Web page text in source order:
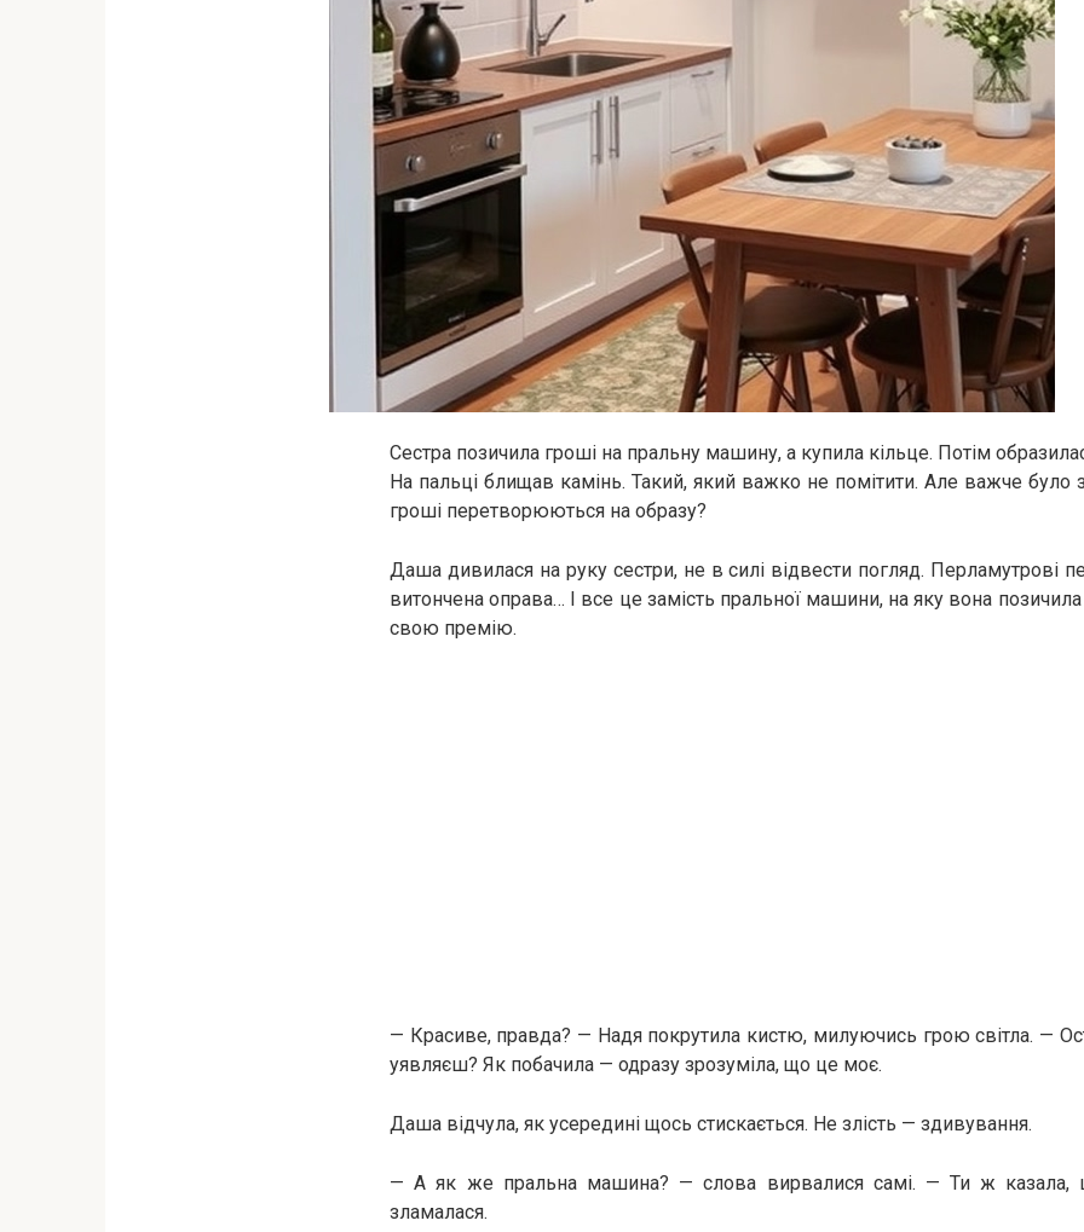
Сестра позичила гроші на пральну машину, а купила кільце. Потім
На пальці блищав камінь. Такий, який важко не помітити. Але важче було
гроші перетворюються на образу?
Даша дивилася на руку сестри, не в силі відвести погляд. Перламутрові
витончена оправа… І все це замість пральної машини, на яку вона
свою премію.
— Красиве, правда? — Надя покрутила кистю, милуючись грою світла. —
уявляєш? Як побачила — одразу зрозуміла, що це моє.
Даша відчула, як усередині щось стискається. Не злість — здивування.
— А як же пральна машина? — слова вирвалися самі. — Ти ж казала,
зламалася.